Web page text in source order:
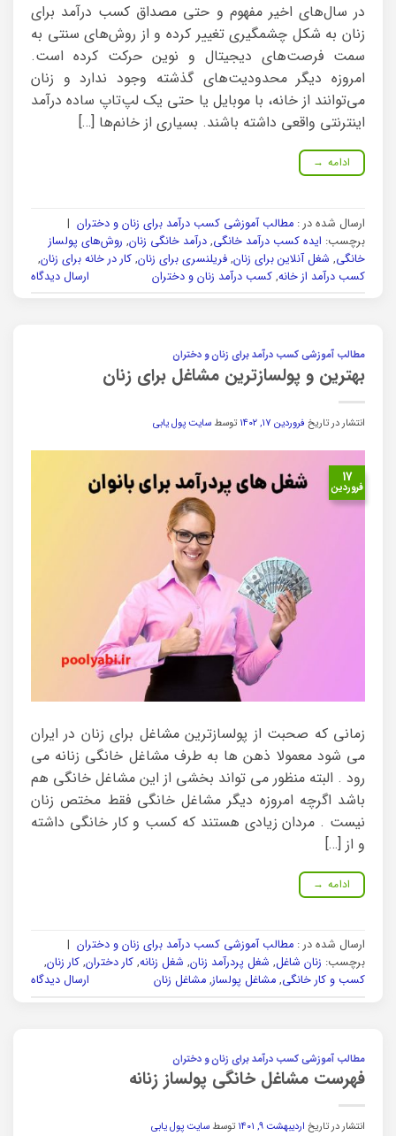
در سال‌های اخیر مفهوم و حتی مصداق کسب درآمد برای
زنان به شکل چشمگیری تغییر کرده و از روش‌های سنتی به
سمت فرصت‌های دیجیتال و نوین حرکت کرده است.
امروزه دیگر محدودیت‌های گذشته وجود ندارد و زنان
می‌توانند از خانه، با موبایل یا حتی یک لپ‌تاپ ساده درآمد
اینترنتی واقعی داشته باشند. بسیاری از خانم‌ها […]
ادامه →
ارسال شده در : مطالب آموزشی کسب درآمد برای زنان و دختران |
برچسب: ایده کسب درآمد خانگی, درآمد خانگی زنان, روش‌های پولساز
خانگی, شغل آنلاین برای زنان, فریلنسری برای زنان, کار در خانه برای زنان,
کسب درآمد از خانه, کسب درآمد زنان و دختران ارسال دیدگاه
مطالب آموزشی کسب درآمد برای زنان و دختران
بهترین و پولسازترین مشاغل برای زنان
انتشار در تاریخ فروردین ۱۷, ۱۴۰۲ توسط سایت پول یابی
۱۷
فروردین
زمانی که صحبت از پولسازترین مشاغل برای زنان در ایران
می شود معمولا ذهن ها به طرف مشاغل خانگی زنانه می
رود . البته منظور می تواند بخشی از این مشاغل خانگی هم
باشد اگرچه امروزه دیگر مشاغل خانگی فقط مختص زنان
نیست . مردان زیادی هستند که کسب و کار خانگی داشته
و از […]
ادامه →
ارسال شده در : مطالب آموزشی کسب درآمد برای زنان و دختران |
برچسب: زنان شاغل, شغل پردرآمد زنان, شغل زنانه, کار دختران, کار زنان,
کسب و کار خانگی, مشاغل پولساز, مشاغل زنان ارسال دیدگاه
مطالب آموزشی کسب درآمد برای زنان و دختران
فهرست مشاغل خانگی پولساز زنانه
انتشار در تاریخ اردیبهشت ۹, ۱۴۰۱ توسط سایت پول یابی